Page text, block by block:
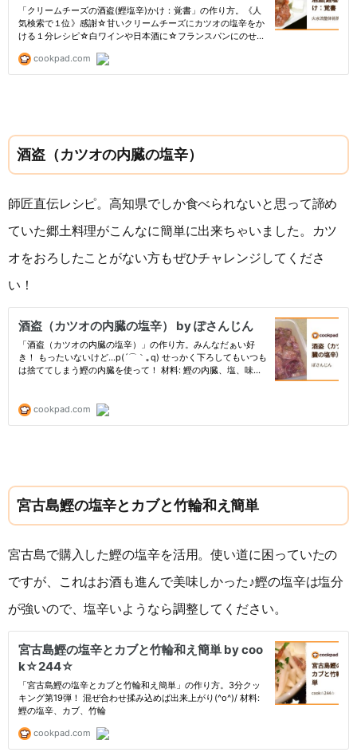
酒盗（カツオの内臓の塩辛）
師匠直伝レシピ。高知県でしか食べられないと思って諦め
ていた郷土料理がこんなに簡単に出来ちゃいました。カツ
オをおろしたことがない方もぜひチャレンジしてくださ
い！
宮古島鰹の塩辛とカブと竹輪和え簡単
宮古島で購入した鰹の塩辛を活用。使い道に困っていたの
ですが、これはお酒も進んで美味しかった♪鰹の塩辛は塩分
が強いので、塩辛いようなら調整してください。